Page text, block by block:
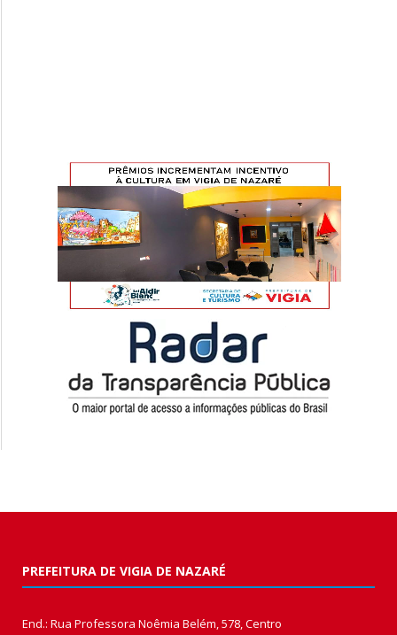
PREFEITURA DE VIGIA DE NAZARÉ
End.: Rua Professora Noêmia Belém, 578, Centro